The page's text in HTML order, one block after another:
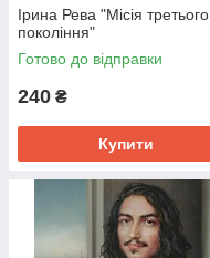
Ірина Рева "Місія третього
покоління"
Готово до відправки
240 ₴
Купити